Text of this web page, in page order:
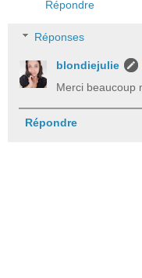
Répondre
Réponses
blondiejulie
Merci beaucoup
Répondre